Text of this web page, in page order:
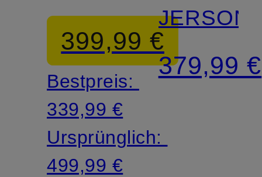
399,99 €
Bestpreis:
339,99 €
Ursprünglich:
499,99 €
JERSON
379,99 €